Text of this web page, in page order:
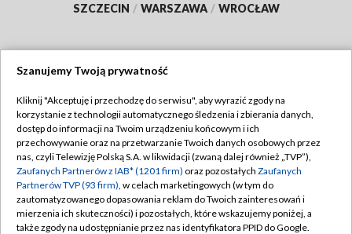
SZCZECIN / WARSZAWA / WROCŁAW
TVP
Abonament TVP
Emisja w TVP
Centrum informacji TVP
Naziemna Telewizja Cyfrowa
Regulamin TVP
Polityka prywatności
Moje zgody
Pomoc
Szanujemy Twoją prywatność
Kliknij "Akceptuję i przechodzę do serwisu", aby wyrazić zgody na
korzystanie z technologii automatycznego śledzenia i zbierania danych,
dostęp do informacji na Twoim urządzeniu końcowym i ich
przechowywanie oraz na przetwarzanie Twoich danych osobowych przez
nas, czyli Telewizję Polską S.A. w likwidacji (zwaną dalej również „TVP”),
Zaufanych Partnerów z IAB* (1201 firm) oraz pozostałych Zaufanych
Partnerów TVP (93 firm), w celach marketingowych (w tym do
zautomatyzowanego dopasowania reklam do Twoich zainteresowań i
mierzenia ich skuteczności) i pozostałych, które wskazujemy poniżej, a
także zgody na udostępnianie przez nas identyfikatora PPID do Google.